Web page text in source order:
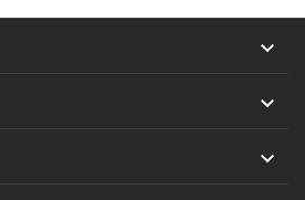


